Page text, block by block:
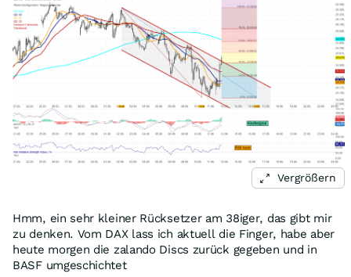
Vergrößern
Hmm, ein sehr kleiner Rücksetzer am 38iger, das gibt mir
zu denken. Vom DAX lass ich aktuell die Finger, habe aber
heute morgen die zalando Discs zurück gegeben und in
BASF umgeschichtet